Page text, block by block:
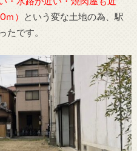
）
という変な土地の為、駅
たです。